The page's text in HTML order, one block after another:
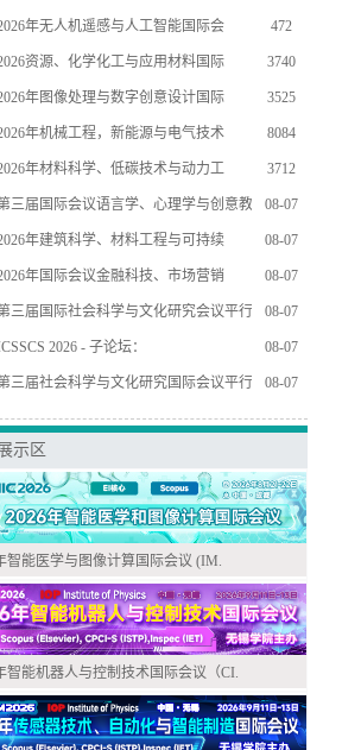
年无人机遥感与人工智能国际会 472
资源、化学化工与应用材料国际 3740
年图像处理与数字创意设计国际 3525
年机械工程，新能源与电气技术 8084
年材料科学、低碳技术与动力工 3712
三届国际会议语言学、心理学与创意教 08-07
年建筑科学、材料工程与可持续 08-07
年国际会议金融科技、市场营销 08-07
三届国际社会科学与文化研究会议平行 08-07
2026 - 子论坛： 08-07
三届社会科学与文化研究国际会议平行 08-07
示区
智能医学与图像计算国际会议 (IM.
智能机器人与控制技术国际会议（CI.